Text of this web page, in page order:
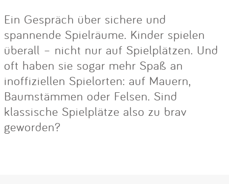
Ein Gespräch über sichere und
spannende Spielräume. Kinder spielen
überall – nicht nur auf Spielplätzen. Und
oft haben sie sogar mehr Spaß an
inoffiziellen Spielorten: auf Mauern,
Baumstämmen oder Felsen. Sind
klassische Spielplätze also zu brav
geworden?